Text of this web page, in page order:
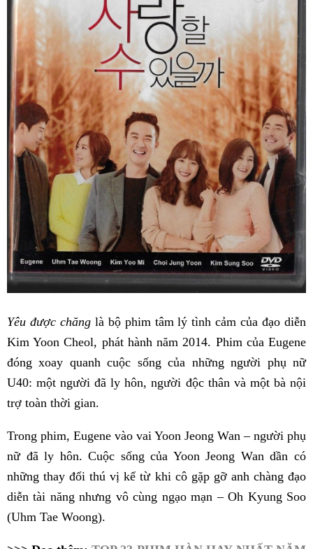
Yêu được chănglà bộ phim tâm lý tình cảm của đạo diễn
Kim Yoon Cheol, phát hành năm 2014. Phim của Eugene
đóng xoay quanh cuộc sống của những người phụ nữ
U40: một người đã ly hôn, người độc thân và một bà nội
trợ toàn thời gian.
Trong phim, Eugene vào vai Yoon Jeong Wan – người phụ
nữ đã ly hôn. Cuộc sống của Yoon Jeong Wan dần có
những thay đổi thú vị kể từ khi cô gặp gỡ anh chàng đạo
diễn tài năng nhưng vô cùng ngạo mạn – Oh Kyung Soo
(Uhm Tae Woong).